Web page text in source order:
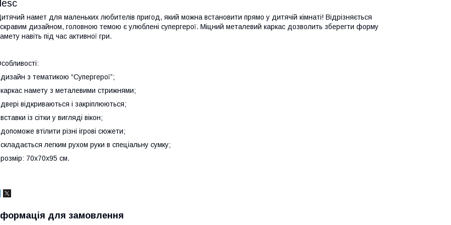
намет для маленьких любителів пригод, який можна встановити прямо у дитячій кімнаті! Відрізняється
дизайном, головною темою є улюблені супергерої. Міцний металевий каркас дозволить зберегти форму
навіть під час активної гри.
з тематикою “Супергерої”;
намету з металевими стрижнями;
відкриваються і закріплюються;
із сітки у вигляді вікон;
втілити різні ігрові сюжети;
легким рухом руки в спеціальну сумку;
70х70х95 см.
для замовлення